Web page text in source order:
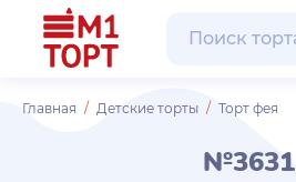
Главная Детские торты Торт фея
№3631